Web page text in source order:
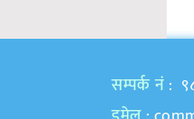
सम्पर्क नं :